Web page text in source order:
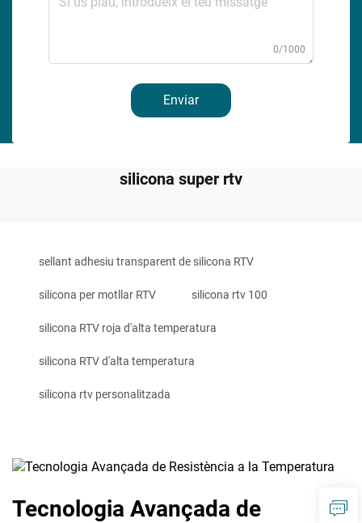
0/1000
Enviar
silicona super rtv
sellant adhesiu transparent de silicona RTV
silicona per motllar RTV silicona rtv 100
silicona RTV roja d'alta temperatura
silicona RTV d'alta temperatura
silicona rtv personalitzada
Tecnologia Avançada de